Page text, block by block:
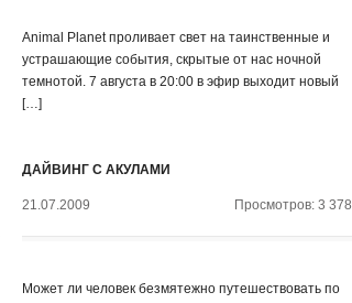
Animal Planet проливает свет на таинственные и
устрашающие события, скрытые от нас ночной
темнотой. 7 августа в 20:00 в эфир выходит новый
[…]
ДАЙВИНГ С АКУЛАМИ
21.07.2009 Просмотров: 3 378
Может ли человек безмятежно путешествовать по